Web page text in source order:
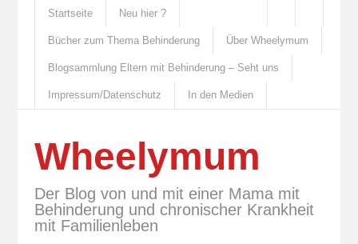
Startseite Neu hier ?
Bücher zum Thema Behinderung Über Wheelymum
Blogsammlung Eltern mit Behinderung – Seht uns
Impressum/Datenschutz In den Medien
Wheelymum
Der Blog von und mit einer Mama mit
Behinderung und chronischer Krankheit
mit Familienleben